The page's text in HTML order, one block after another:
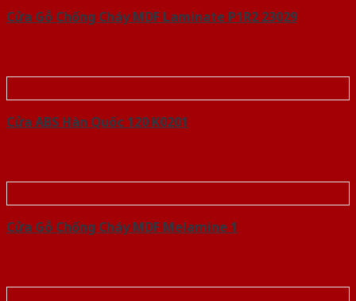
Cửa Gỗ Chống Cháy MDF Laminate P1R2 23029
Cửa ABS Hàn Quốc 120 K0201
Cửa Gỗ Chống Cháy MDF Melamine 1